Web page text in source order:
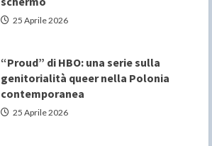
25 Aprile 2026
“Proud” di HBO: una serie sulla
genitorialità queer nella Polonia
contemporanea
25 Aprile 2026